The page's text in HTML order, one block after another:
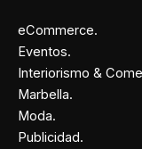
eCommerce.
Eventos.
Interiorismo &
Marbella.
Moda.
Publicidad.